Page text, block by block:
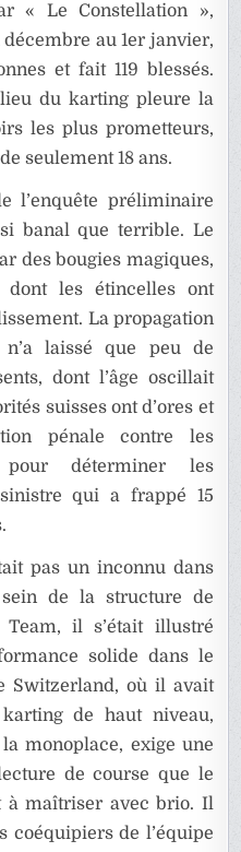
« Le Constellation »,
au 1er janvier,
et fait 119 blessés.
du karting pleure la
les plus prometteurs,
seulement 18 ans.
l’enquête préliminaire
banal que terrible. Le
des bougies magiques,
dont les étincelles ont
La propagation
laissé que peu de
dont l’âge oscillait
suisses ont d’ores et
pénale contre les
déterminer les
qui a frappé 15
pas un inconnu dans
de la structure de
il s’était illustré
solide dans le
Switzerland, où il avait
de haut niveau,
monoplace, exige une
de course que le
à maîtriser avec brio. Il
coéquipiers de l’équipe